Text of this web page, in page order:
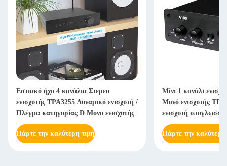
Εστιακό ήχο 4 κανάλια Στερεο
ενισχυτής TPA3255 Δυναμικό ενισχυτή /
Πλέγμα κατηγορίας D Μονο ενισχυτής
Πάρτε την καλύτερη τιμή
Μίνι 1 κανάλι
Μονό ενισχυτής
ενισχυτή
Πάρτε την καλύτερη